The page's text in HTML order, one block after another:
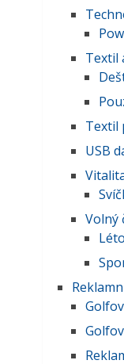
Textil
Textil
USB
Volný
Léto